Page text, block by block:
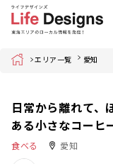
Home エリア一覧 愛知
日常から離れて、
ある小さなコーヒ
食べる 愛知